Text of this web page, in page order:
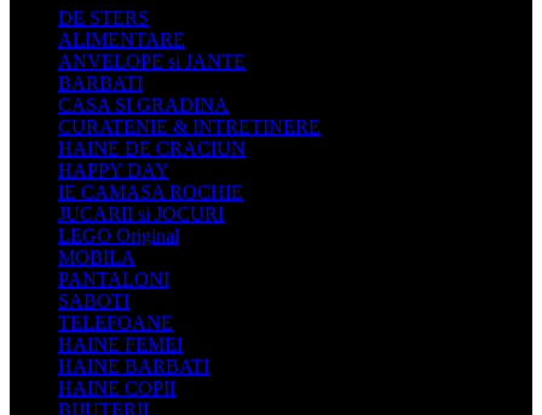
DE STERS
ALIMENTARE
ANVELOPE si JANTE
BARBATI
CASA SI GRADINA
CURATENIE & INTRETINERE
HAINE DE CRACIUN
HAPPY DAY
IE CAMASA ROCHIE
JUCARII si JOCURI
LEGO Original
MOBILA
PANTALONI
SABOTI
TELEFOANE
HAINE FEMEI
HAINE BARBATI
HAINE COPII
BIJUTERII